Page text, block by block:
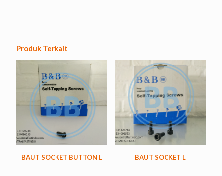
Produk Terkait
BAUT SOCKET BUTTON L BAUT SOCKET L